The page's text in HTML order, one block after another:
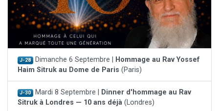
J-28 Dimanche 6 Septembre |
Hommage au Rav Yossef
Haim Sitruk au Dome de Paris (Paris)
J-30 Mardi 8 Septembre |
Dinner d'hommage au Rav
Sitruk à Londres — 10 ans déjà (Londres)